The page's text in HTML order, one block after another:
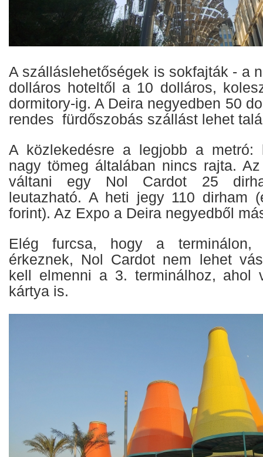
A szálláslehetőségek is sokfajták - a
dolláros hoteltől a 10 dolláros,
dormitory-ig. A Deira negyedben 50
rendes fürdőszobás szállást lehet
A közlekedésre a legjobb a metró:
nagy tömeg általában nincs rajta.
váltani egy Nol Cardot 25
leutazható. A heti jegy 110 dirham
forint). Az Expo a Deira negyedből
Elég furcsa, hogy a
érkeznek, Nol Cardot nem lehet
kell elmenni a 3. terminálhoz, ahol
kártya is.